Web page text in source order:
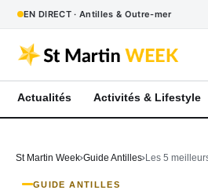
EN DIRECT · Antilles & Outre-mer
Actualités Activités & Lifestyle
St Martin Week Guide Antilles Les 5
GUIDE ANTILLES